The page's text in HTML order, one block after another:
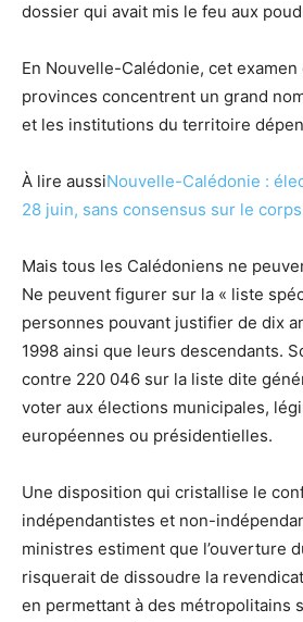
dossier qui avait mis le feu aux
En Nouvelle-Calédonie, cet
provinces concentrent un grand
et les institutions du territoire
À lire aussiNouvelle-Calédonie :
28 juin, sans consensus sur le
Mais tous les Calédoniens ne
Ne peuvent figurer sur la « liste
personnes pouvant justifier de dix
1998 ainsi que leurs descendants.
contre 220 046 sur la liste dite
voter aux élections municipales,
européennes ou présidentielles.
Une disposition qui cristallise le
indépendantistes et non-
ministres estiment que l’ouverture
risquerait de dissoudre la
en permettant à des métropolitains